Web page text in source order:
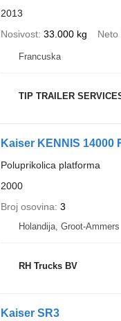
2013
Nosivost 33.000 kg Neto
Francuska
TIP TRAILER
Kaiser KENNIS 14000
Poluprikolica platforma
2000
Broj osovina 3
Holandija, Groot-Ammers
RH Trucks BV
Kaiser SR3